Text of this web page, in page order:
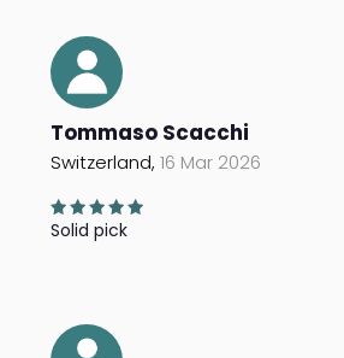
Tommaso Scacchi
Switzerland,16 Mar 2026
Solid pick